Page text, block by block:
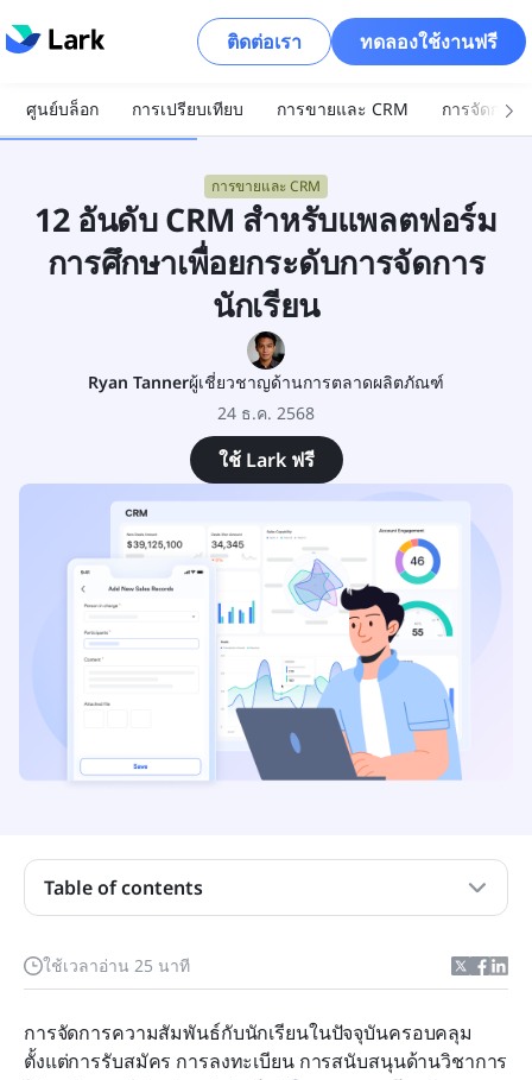
ติดต่อเรา ทดลองใช้งานฟรี
ศูนย์บล็อก การเปรียบเทียบ การขายและ CRM การจัดการ
การขายและ CRM
12 อันดับ CRM สำหรับแพลตฟอร์ม
การศึกษาเพื่อยกระดับการจัดการ
นักเรียน
Ryan Tannerผู้เชี่ยวชาญด้านการตลาดผลิตภัณฑ์
24 ธ.ค. 2568
ใช้ Lark ฟรี
ใช้เวลาอ่าน 25 นาที
การจัดการความสัมพันธ์กับนักเรียนในปัจจุบันครอบคลุม
ตั้งแต่การรับสมัคร การลงทะเบียน การสนับสนุนด้านวิชาการ
Table of contents
CRM สำหรับการศึกษา คืออะไร?
การศึกษา
ด้านการศึกษาที่ดีที่สุด 12 รายการ